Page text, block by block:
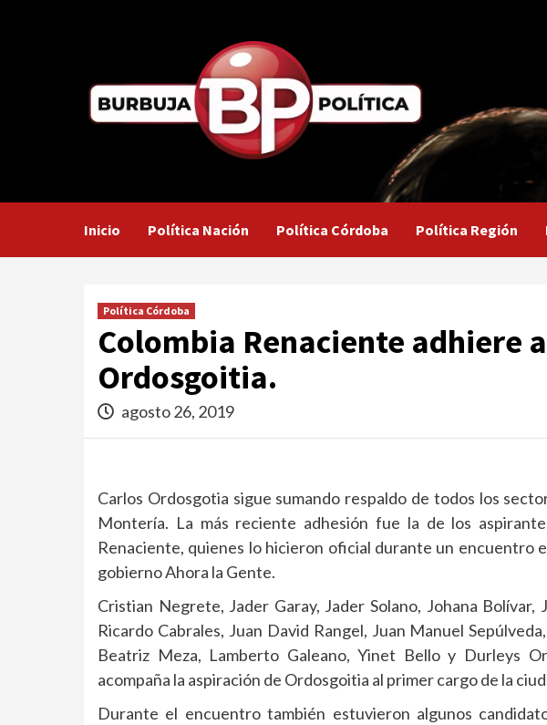
Inicio Política Nación Política Córdoba Política Región
Política Córdoba
Colombia Renaciente adhiere
Ordosgoitia.
agosto 26, 2019
Carlos Ordosgotia sigue sumando respaldo de todos los
Montería. La más reciente adhesión fue la de los
Renaciente, quienes lo hicieron oficial durante un encuentro
gobierno Ahora la Gente.
Cristian Negrete, Jader Garay, Jader Solano, Johana Bolívar,
Ricardo Cabrales, Juan David Rangel, Juan Manuel
Beatriz Meza, Lamberto Galeano, Yinet Bello y Durleys
acompaña la aspiración de Ordosgoitia al primer cargo de la
Durante el encuentro también estuvieron algunos